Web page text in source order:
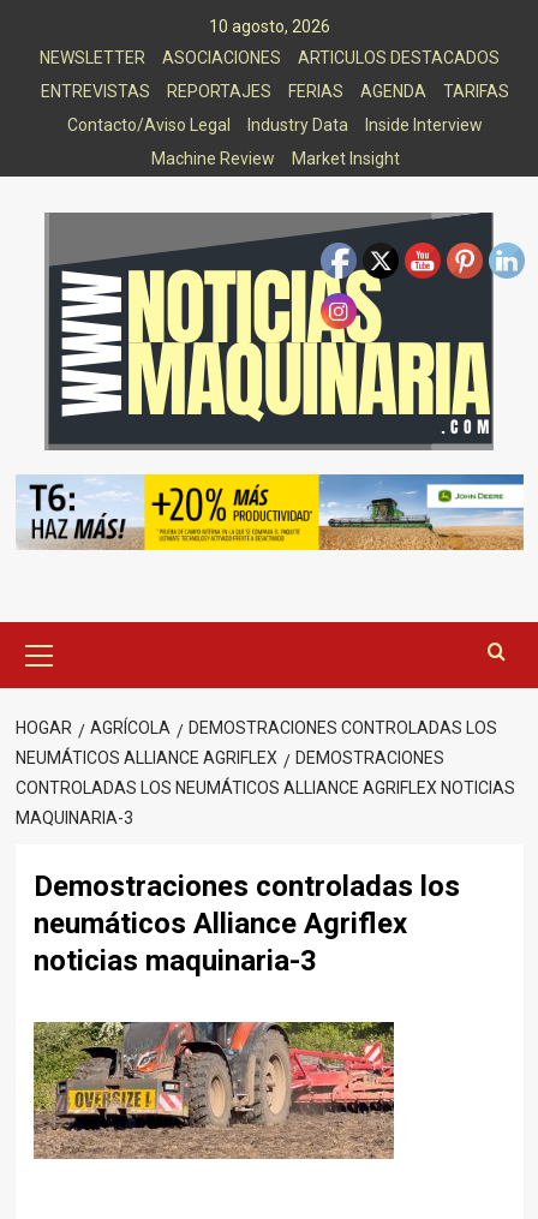
10 agosto, 2026
NEWSLETTER
ASOCIACIONES
ARTICULOS DESTACADOS
ENTREVISTAS
REPORTAJES FERIAS AGENDA
TARIFAS
Contacto/Aviso Legal
Industry Data
Inside Interview
Machine Review
Market Insight
principal
HOGAR AGRÍCOLA
DEMOSTRACIONES CONTROLADAS LOS
NEUMÁTICOS ALLIANCE AGRIFLEX
DEMOSTRACIONES
CONTROLADAS LOS NEUMÁTICOS ALLIANCE AGRIFLEX NOTICIAS
MAQUINARIA-3
Demostraciones controladas los
neumáticos Alliance Agriflex
noticias maquinaria-3